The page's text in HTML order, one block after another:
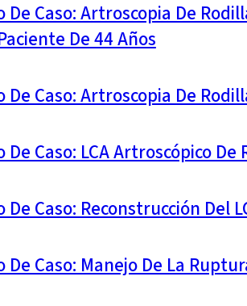
De Caso: Artroscopia De
De 44 Años
De Caso: Artroscopia De
De Caso: LCA Artroscópico
De Caso: Reconstrucción Del
De Caso: Manejo De La